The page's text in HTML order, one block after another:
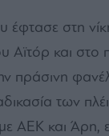
έφτασε στη
Αϊτόρ και στο
πράσινη
των
ΑΕΚ και Άρη,